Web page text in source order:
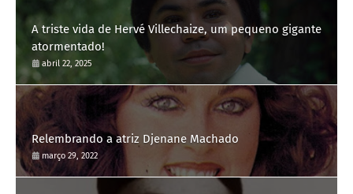
A triste vida de Hervé Villechaize, um pequeno gigante
atormentado!
abril 22, 2025
Relembrando a atriz Djenane Machado
março 29, 2022